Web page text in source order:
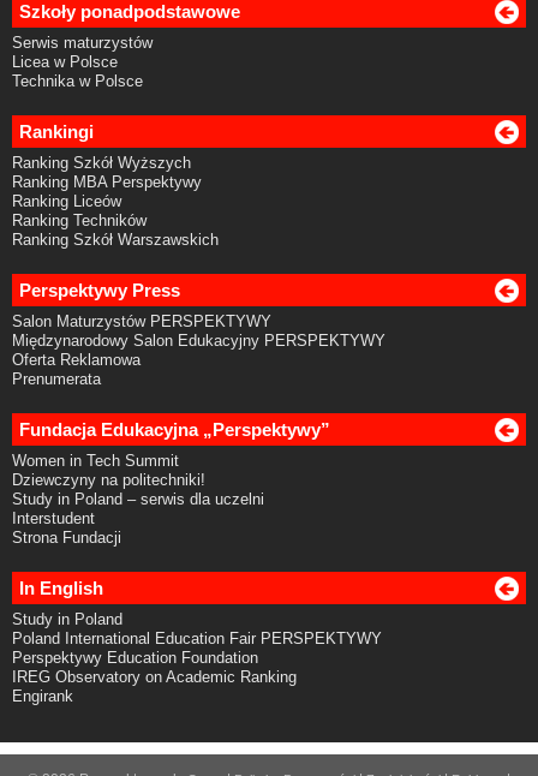
Szkoły ponadpodstawowe
Serwis maturzystów
Licea w Polsce
Technika w Polsce
Rankingi
Ranking Szkół Wyższych
Ranking MBA Perspektywy
Ranking Liceów
Ranking Techników
Ranking Szkół Warszawskich
Perspektywy Press
Salon Maturzystów PERSPEKTYWY
Międzynarodowy Salon Edukacyjny PERSPEKTYWY
Oferta Reklamowa
Prenumerata
Fundacja Edukacyjna „Perspektywy”
Women in Tech Summit
Dziewczyny na politechniki!
Study in Poland – serwis dla uczelni
Interstudent
Strona Fundacji
In English
Study in Poland
Poland International Education Fair PERSPEKTYWY
Perspektywy Education Foundation
IREG Observatory on Academic Ranking
Engirank